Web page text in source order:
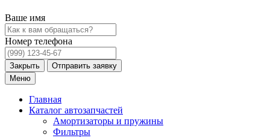
Ваше имя
Номер телефона
Закрыть
Меню
Главная
Каталог автозапчастей
Амортизаторы и пружины
Фильтры